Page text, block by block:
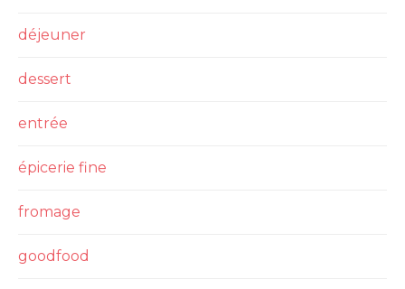
déjeuner
dessert
entrée
épicerie fine
fromage
goodfood